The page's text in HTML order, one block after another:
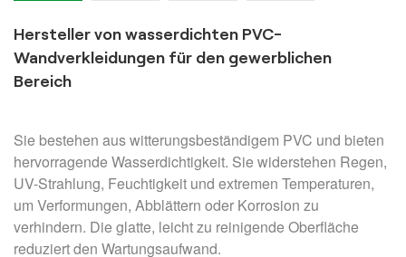
Hersteller von wasserdichten PVC-
Wandverkleidungen für den gewerblichen
Bereich
Sie bestehen aus witterungsbeständigem PVC und bieten
hervorragende Wasserdichtigkeit. Sie widerstehen Regen,
UV-Strahlung, Feuchtigkeit und extremen Temperaturen,
um Verformungen, Abblättern oder Korrosion zu
verhindern. Die glatte, leicht zu reinigende Oberfläche
reduziert den Wartungsaufwand.